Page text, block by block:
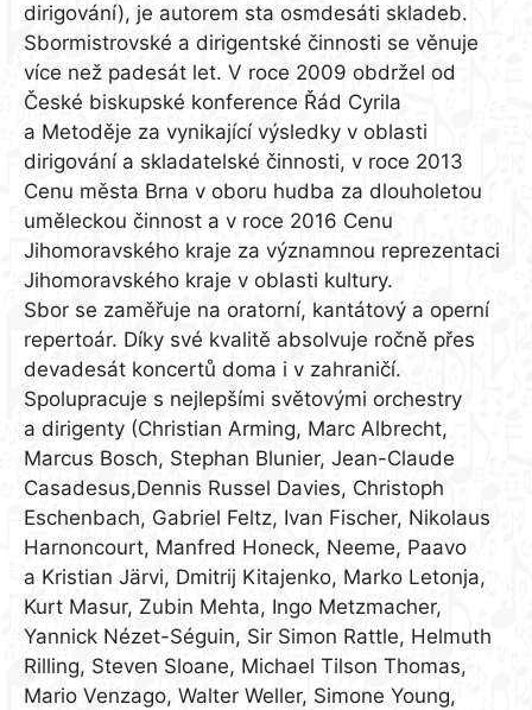
dirigování), je autorem sta osmdesáti skladeb.
Sbormistrovské a dirigentské činnosti se věnuje
více než padesát let. V roce 2009 obdržel od
České biskupské konference Řád Cyrila
a Metoděje za vynikající výsledky v oblasti
dirigování a skladatelské činnosti, v roce 2013
Cenu města Brna v oboru hudba za dlouholetou
uměleckou činnost a v roce 2016 Cenu
Jihomoravského kraje za významnou reprezentaci
Jihomoravského kraje v oblasti kultury.
Sbor se zaměřuje na oratorní, kantátový a operní
repertoár. Díky své kvalitě absolvuje ročně přes
devadesát koncertů doma i v zahraničí.
Spolupracuje s nejlepšími světovými orchestry
a dirigenty (Christian Arming, Marc Albrecht,
Marcus Bosch, Stephan Blunier, Jean-Claude
Casadesus,Dennis Russel Davies, Christoph
Eschenbach, Gabriel Feltz, Ivan Fischer, Nikolaus
Harnoncourt, Manfred Honeck, Neeme, Paavo
a Kristian Järvi, Dmitrij Kitajenko, Marko Letonja,
Kurt Masur, Zubin Mehta, Ingo Metzmacher,
Yannick Nézet-Séguin, Sir Simon Rattle, Helmuth
Rilling, Steven Sloane, Michael Tilson Thomas,
Mario Venzago, Walter Weller, Simone Young,